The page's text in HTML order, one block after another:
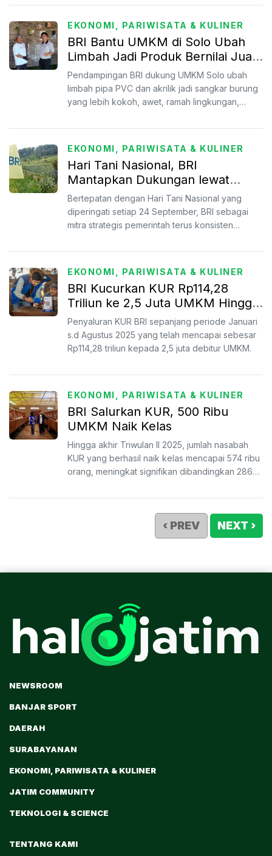
EKONOMI, PARIWISATA & KULINER
BRI Bantu UMKM di Solo Ubah
Limbah Jadi Produk Bernilai Jual
Tinggi
Pendampingan BRI dukung UMKM Solo ubah
limbah pipa PVC dan akrilik jadi sangkar burung
yang lebih kokoh, awet, ramah lingkungan,
EKONOMI, PARIWISATA & KULINER
Hari Tani Nasional, BRI
Mantapkan Dukungan lewat
Akses Pembiayaan dan
Pemberdayaan Petani
Bertepatan dengan Hari Tani Nasional yang
diperingati setiap 24 September, BRI sebagai
mitra strategis pemerintah terus konsisten
EKONOMI, PARIWISATA & KULINER
BRI Kucurkan KUR Rp114,28
Triliun ke 2,5 Juta UMKM Hingga
Agustus 2025
Penyaluran KUR BRI sepanjang periode Januari
s.d Agustus 2025 yang telah mencapai sebesar
Rp114,28 triliun kepada 2,5 juta debitur UMKM.
EKONOMI, PARIWISATA & KULINER
BRI Salurkan KUR, 500 Ribu
UMKM Naik Kelas
Hingga akhir Triwulan II 2025, jumlah nasabah
KUR yang berhasil naik kelas mencapai 574 ribu
orang, meningkat signifikan dibandingkan 286
‹ PREV NEXT ›
NEWSROOM
BANJAR SPORT
DAERAH
SURABAYANAN
EKONOMI, PARIWISATA & KULINER
JATIM COMMUNITY
TEKNOLOGI & SCIENCE
TENTANG KAMI